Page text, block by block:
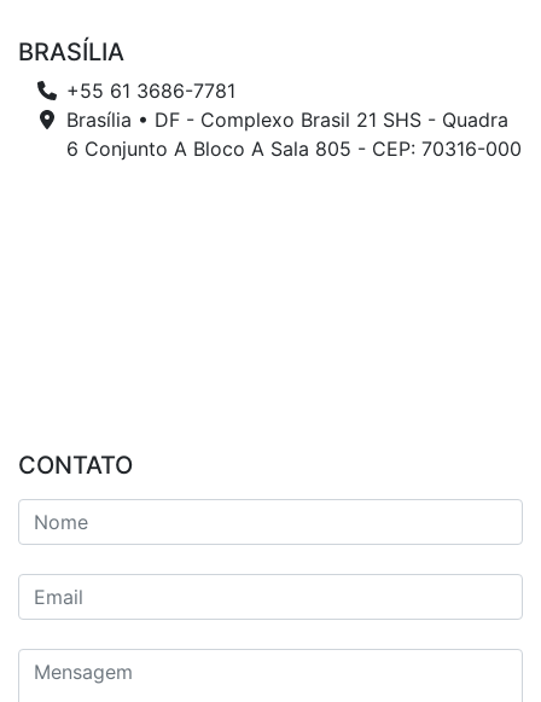
BRASÍLIA
+55 61 3686-7781
Brasília • DF - Complexo Brasil 21 SHS - Quadra
6 Conjunto A Bloco A Sala 805 - CEP: 70316-000
CONTATO